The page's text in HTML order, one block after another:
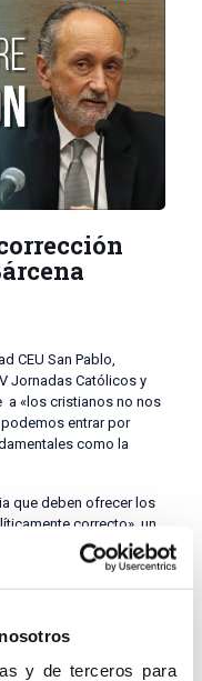
y de terceros para
CEU San Pablo,
Jornadas Católicos y
a «los cristianos no nos
entrar por
como la
que deben ofrecer los
correcto», un
raíces en el
un recorrido histórico
Francesa, la
agenda social en